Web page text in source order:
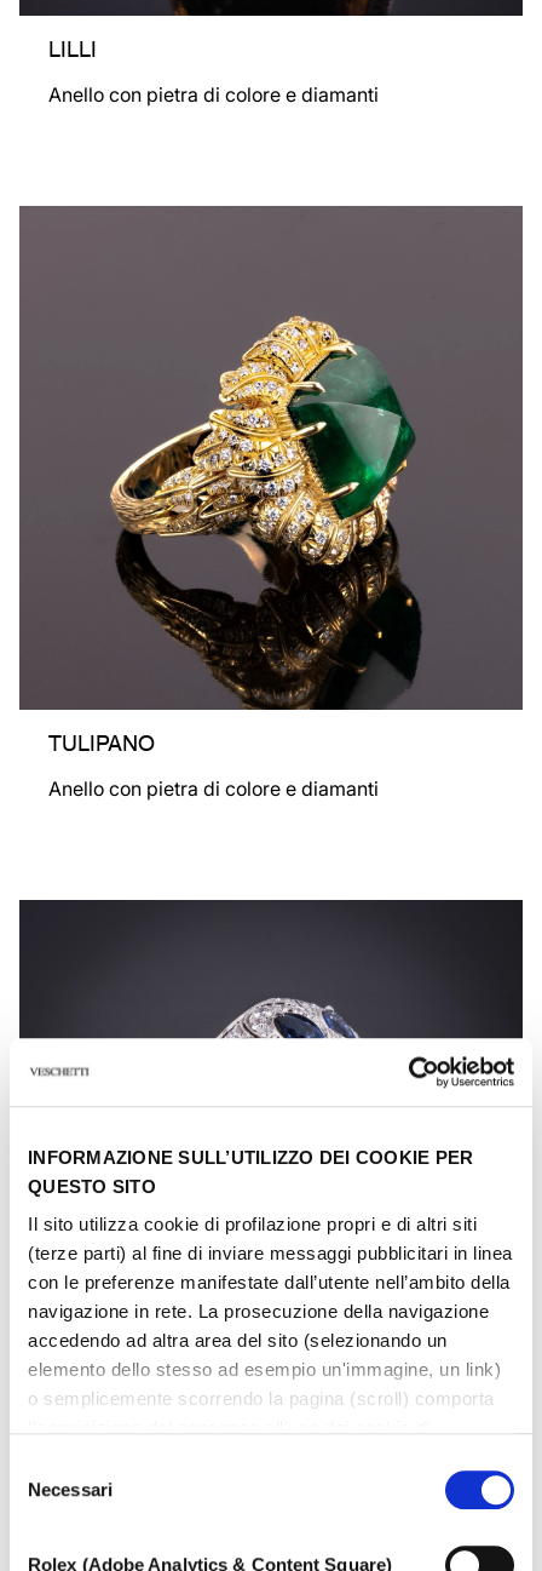
INFORMAZIONE SULL’UTILIZZO DEI COOKIE PER
QUESTO SITO
Il sito utilizza cookie di profilazione propri e di altri siti
(terze parti) al fine di inviare messaggi pubblicitari in linea
con le preferenze manifestate dall’utente nell’ambito della
navigazione in rete. La prosecuzione della navigazione
accedendo ad altra area del sito (selezionando un
elemento dello stesso ad esempio un'immagine, un link)
o semplicemente scorrendo la pagina (scroll) comporta
impostazioni relative ai cookie scegliendo quali tipologie
di cookie autorizzare (di profilazione, tecnici o analitici).
Nell’ipotesi in cui le impostazioni venissero modificate,
delNecessari
Rolex (Adobe Analytics & Content Square)
LILLI
Anello con pietra di colore e diamanti
TULIPANO
Anello con pietra di colore e diamanti
Anello con pietre di colore e diamanti